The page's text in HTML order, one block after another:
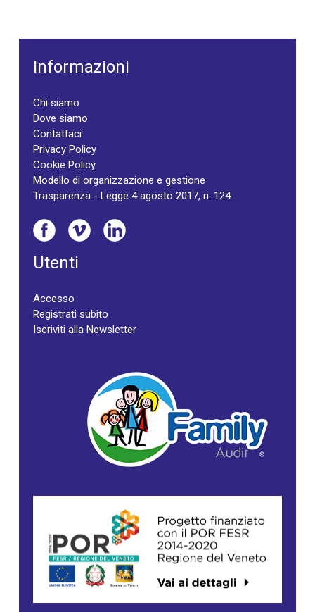
Informazioni
Chi siamo
Dove siamo
Contattaci
Privacy Policy
Cookie Policy
Modello di organizzazione e gestione
Trasparenza - Legge 4 agosto 2017, n. 124
Utenti
Accesso
Registrati subito
Iscriviti alla Newsletter